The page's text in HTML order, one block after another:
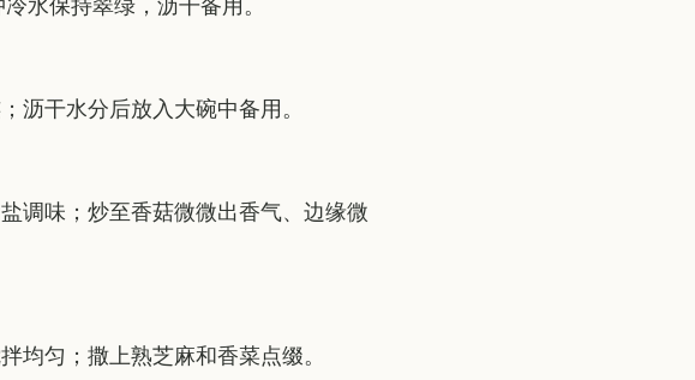
水保持翠绿，沥干备用。
沥干水分后放入大碗中备用。
调味；炒至香菇微微出香气、边缘微
均匀；撒上熟芝麻和香菜点缀。